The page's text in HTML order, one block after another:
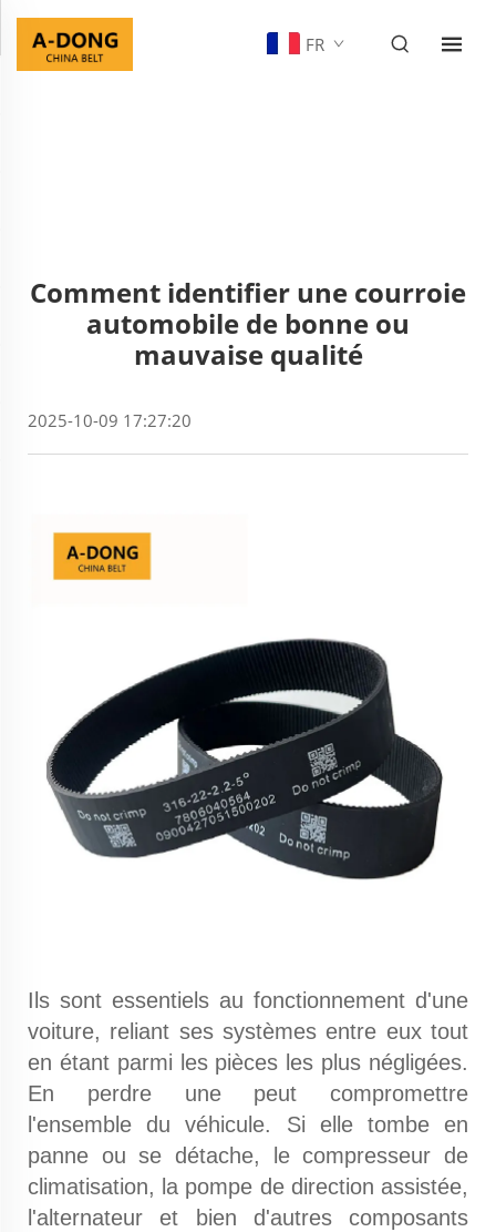
FR
Comment identifier une courroie
automobile de bonne ou
mauvaise qualité
2025-10-09 17:27:20
Ils sont essentiels au fonctionnement d'une
voiture, reliant ses systèmes entre eux tout
en étant parmi les pièces les plus négligées.
En perdre une peut compromettre
l'ensemble du véhicule. Si elle tombe en
panne ou se détache, le compresseur de
climatisation, la pompe de direction assistée,
l'alternateur et bien d'autres composants